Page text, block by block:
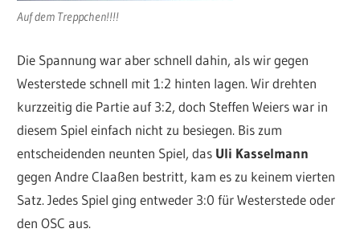
Auf dem Treppchen!!!!
Die Spannung war aber schnell dahin, als wir gegen
Westerstede schnell mit 1:2 hinten lagen. Wir drehten
kurzzeitig die Partie auf 3:2, doch Steffen Weiers war in
diesem Spiel einfach nicht zu besiegen. Bis zum
entscheidenden neunten Spiel, das Uli Kasselmann
gegen Andre Claaßen bestritt, kam es zu keinem vierten
Satz. Jedes Spiel ging entweder 3:0 für Westerstede oder
den OSC aus.